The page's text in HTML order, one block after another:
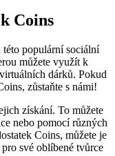
Coins
populární sociální
můžete využít k
dárků. Pokud
zůstaňte s námi!
získání. To můžete
nebo pomocí různých
Coins, můžete je
své oblíbené tvůrce